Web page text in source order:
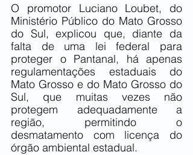
O promotor Luciano Loubet, do
Ministério Público do Mato Grosso
do Sul, explicou que, diante da
falta de uma lei federal para
proteger o Pantanal, há apenas
regulamentações estaduais do
Mato Grosso e do Mato Grosso do
Sul, que muitas vezes não
protegem adequadamente a
região, permitindo o
desmatamento com licença do
órgão ambiental estadual.